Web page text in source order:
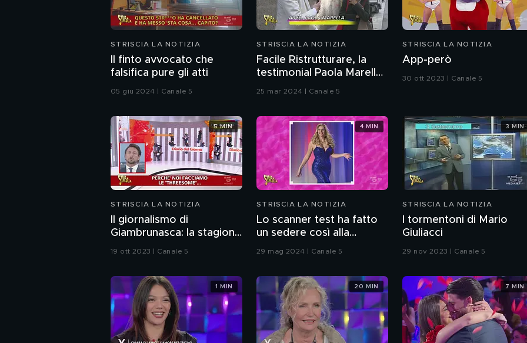
STRISCIA LA NOTIZIA
Il finto avvocato che
falsifica pure gli atti
05 giu 2024 | Canale 5
STRISCIA LA NOTIZIA
Facile Ristrutturare, la
testimonial Paola Marella:
"Non sapevo nulla"
25 mar 2024 | Canale 5
STRISCIA LA NOTIZIA
App-però
30 ott 2023 | Canale 5
STRISCIA LA NOTIZIA
Il giornalismo di
Giambrunasca: la stagione
degli amori
19 ott 2023 | Canale 5
5 MIN
STRISCIA LA NOTIZIA
Lo scanner test ha fatto
un sedere così alla
29 mag 2024 | Canale 5
4 MIN
STRISCIA LA NOTIZIA
I tormentoni di Mario
Giuliacci
29 nov 2023 | Canale 5
3 MIN
1 MIN 20 MIN 7 MIN